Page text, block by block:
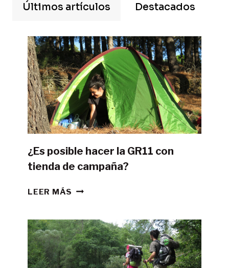
Últimos artículos Destacados
¿Es posible hacer la GR11 con
tienda de campaña?
LEER MÁS ¿ES
LA
GR11
CON
TIENDA